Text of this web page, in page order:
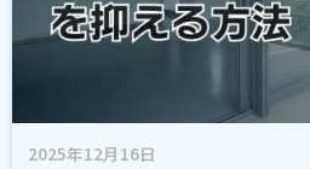
2025年12月16日